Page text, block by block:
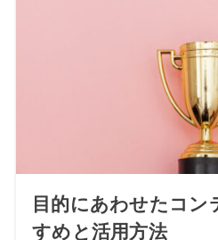
目的にあわせたコン
すめと活用方法